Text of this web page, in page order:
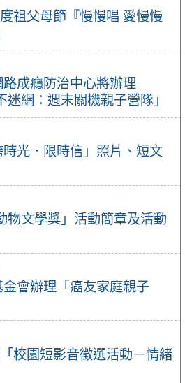
祖父母節『慢慢唱 愛慢慢
成癮防治中心將辦理
迷網：週末關機親子營隊」
光．限時信」照片、短文
物文學獎」活動簡章及活動
會辦理「癌友家庭親子
校園短影音徵選活動－情緒